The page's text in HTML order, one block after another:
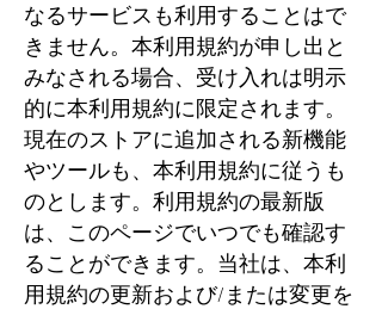
なるサービスも利用することはで
きません。本利用規約が申し出と
みなされる場合、受け入れは明示
的に本利用規約に限定されます。
現在のストアに追加される新機能
やツールも、本利用規約に従うも
のとします。利用規約の最新版
は、このページでいつでも確認す
ることができます。当社は、本利
用規約の更新および/または変更を